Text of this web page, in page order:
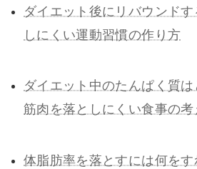
ダイエット後にリバウンド
しにくい運動習慣の作り方
ダイエット中のたんぱく質は
筋肉を落としにくい食事の考
体脂肪率を落とすには何をす